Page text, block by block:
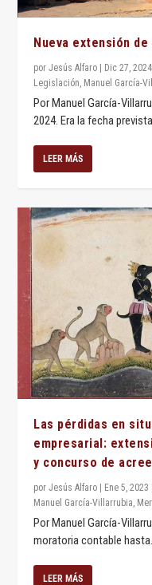
Nueva extensión
porJesús Alfaro Dic 27, 2024
Legislación, Manuel García-
Por Manuel García-
2024. Era la fecha
LEER MÁS
Las pérdidas en
empresarial:
y concurso de
porJesús Alfaro | Ene 5, 2023
Manuel García-Villarrubia
Por Manuel García-
moratoria contable
LEER MÁS